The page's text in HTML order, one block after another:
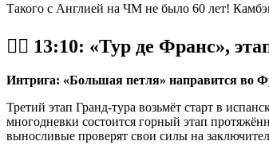
Такого с Англией на ЧМ не было 60 лет!
🚴‍♀️ 13:10: «Тур де Франс»,
Интрига: «Большая петля» направится во
Третий этап Гранд-тура возьмёт старт в
многодневки состоится горный этап
выносливые проверят свои силы на